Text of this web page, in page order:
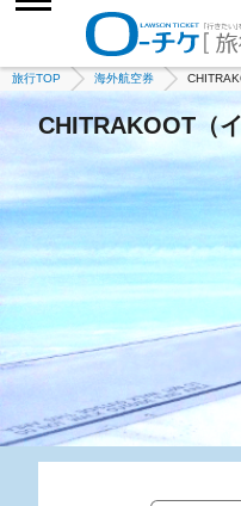
旅行TOP 海外航空券
CHITRAKOOT（